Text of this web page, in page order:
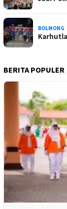
BOLMONG
BERITA POPULER